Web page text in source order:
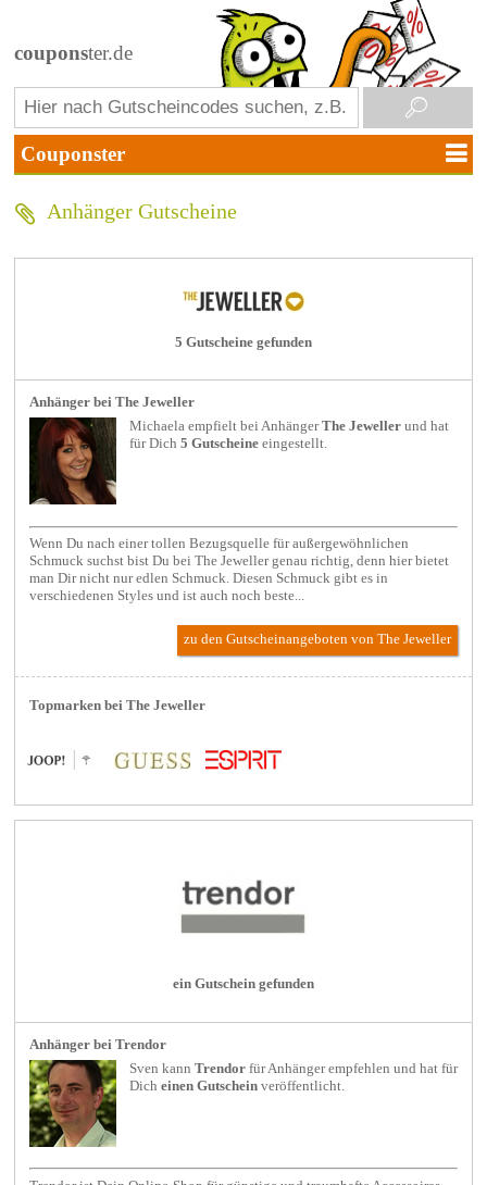
couponster.de
Anhänger Gutscheine
5 Gutscheine gefunden
Anhänger bei The Jeweller
Michaela empfielt beiAnhänger The Jeweller und hat
für Dich5 Gutscheine eingestellt.
Wenn Du nach einer tollen Bezugsquelle für außergewöhnlichen
Schmuck suchst bist Du bei The Jeweller genau richtig, denn hier bietet
man Dir nicht nur edlen Schmuck. Diesen Schmuck gibt es in
verschiedenen Styles und ist auch noch beste...
zu den Gutscheinangeboten von The Jeweller
Topmarken bei The Jeweller
ein Gutschein gefunden
Anhänger bei Trendor
Sven kannTrendor fürAnhängerempfehlen und hat für
Dicheinen Gutschein veröffentlicht.